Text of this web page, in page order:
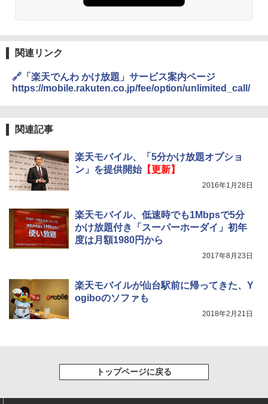
関連リンク
🔗「楽天でんわ かけ放題」サービス案内ページ
https://mobile.rakuten.co.jp/fee/option/unlimited_call/
関連記事
楽天モバイル、「5分かけ放題オプショ
ン」を提供開始【更新】
2016年1月28日
楽天モバイル、低速時でも1Mbpsで5分
かけ放題付き「スーパーホーダイ」初年
度は月額1980円から
2017年8月23日
楽天モバイルが仙台駅前に帰ってきた、Y
ogiboのソファも
2018年2月21日
トップページに戻る